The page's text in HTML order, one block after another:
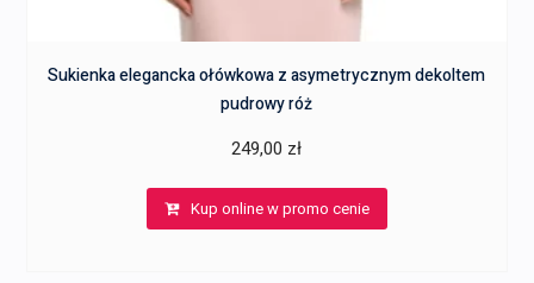
Sukienka elegancka ołówkowa z asymetrycznym dekoltem
pudrowy róż
249,00 zł
Kup online w promo cenie